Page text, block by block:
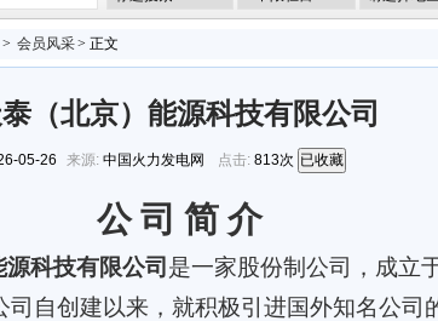
> 会员风采> 正文
（北京）能源科技有限公司
05-26 来源: 中国火力发电网 点击: 813次 已收藏
公 司 简 介
科技有限公司 是一家股份制公司，成立
司自创建以来，就积极引进国外知名公司